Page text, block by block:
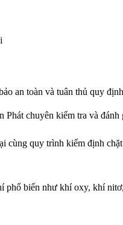
an toàn và tuân thủ quy
Phát chuyên kiểm tra và
cùng quy trình kiểm định
biến như khí oxy, khí